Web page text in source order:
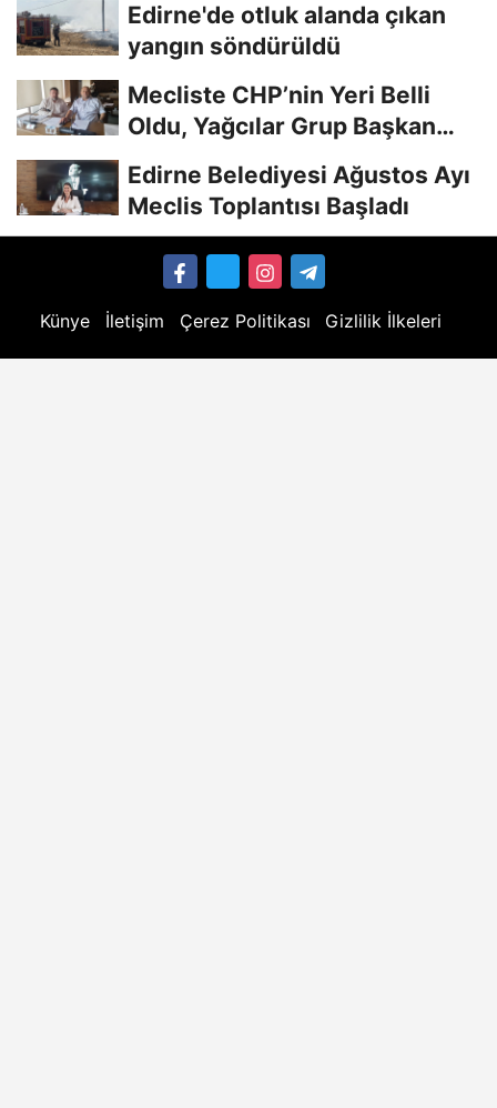
Edirne'de otluk alanda çıkan
yangın söndürüldü
Mecliste CHP’nin Yeri Belli
Oldu, Yağcılar Grup Başkan
Edirne Belediyesi Ağustos Ayı
Meclis Toplantısı Başladı
Künye İletişim Çerez Politikası Gizlilik İlkeleri